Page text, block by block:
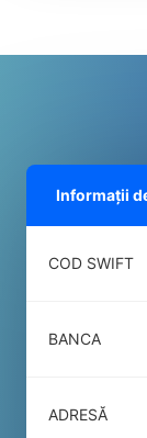
Informații
COD SWIFT
BANCA
ADRESĂ